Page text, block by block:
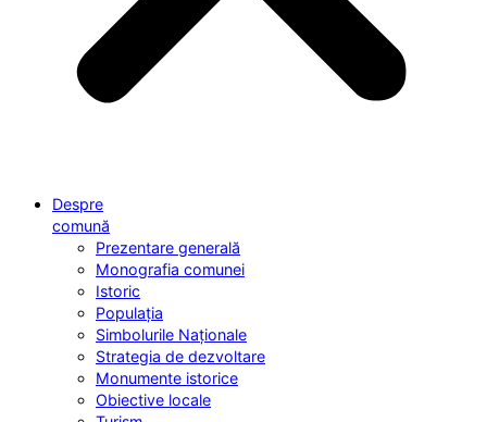
Despre
comună
Prezentare generală
Monografia comunei
Istoric
Populația
Simbolurile Naționale
Strategia de dezvoltare
Monumente istorice
Obiective locale